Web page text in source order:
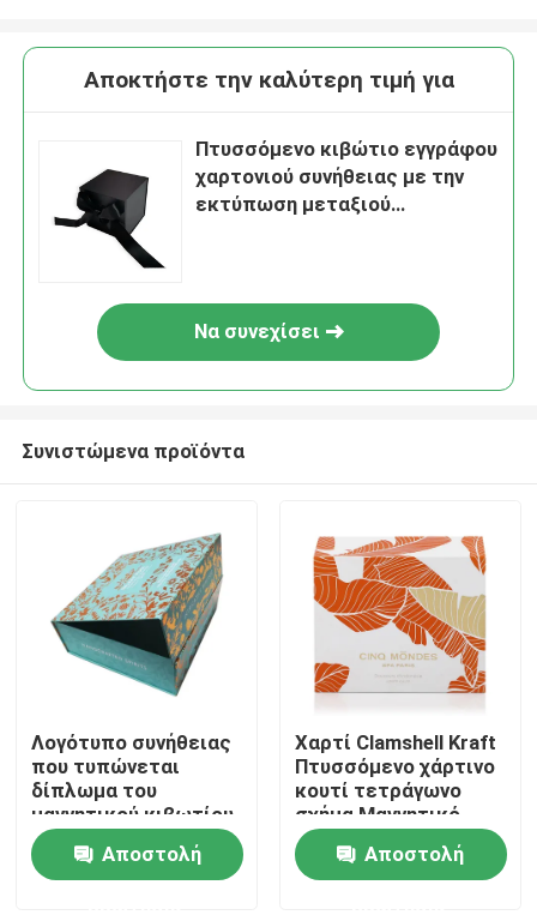
Σπίτι
Προϊόντα
Αποκτήστε την καλύτερη τιμή για
Πτυσσόμενο κιβώτιο εγγράφου
χαρτονιού συνήθειας με την
εκτύπωση μεταξιού
Να συνεχίσει
Συνιστώμενα προϊόντα
Λογότυπο συνήθειας
που τυπώνεται
δίπλωμα του
μαγνητικού κιβωτίου
δώρων με την
κορδέλλα FSC
επικυρωμένη
Αποστολή
Χαρτί Clamshell Kraft
Πτυσσόμενο χάρτινο
κουτί τετράγωνο
σχήμα Μαγνητικό
κουτί κλεισίματος
με χρυσό φύλλο
ΛΟΓΟΤΥΠΟ
Αποστολή